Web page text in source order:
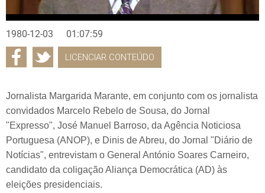
1980-12-03 01:07:59
LICENCIAR CONTEÚDO
Jornalista Margarida Marante, em conjunto com os jornalista
convidados Marcelo Rebelo de Sousa, do Jornal
"Expresso", José Manuel Barroso, da Agência Noticiosa
Portuguesa (ANOP), e Dinis de Abreu, do Jornal "Diário de
Notícias", entrevistam o General António Soares Carneiro,
candidato da coligação Aliança Democrática (AD) às
eleições presidenciais.